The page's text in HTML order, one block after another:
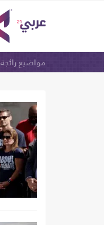
مواضيع رائجة